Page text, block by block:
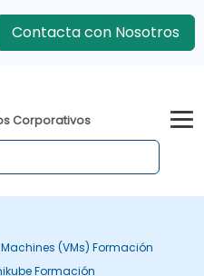
Contacta con Nosotros
Corporativos
(VMs) Formación
Formación